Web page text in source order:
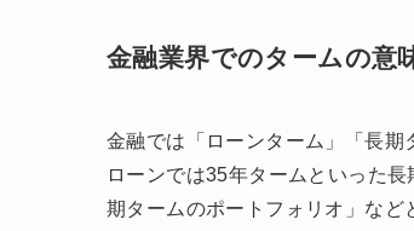
金融業界でのタームの意
金融では「ローンターム」「長
ローンでは35年タームといった
期タームのポートフォリオ」など